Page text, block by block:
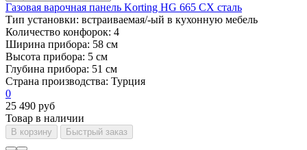
Газовая варочная панель Korting HG 665 CX сталь
Тип установки: встраиваемая/-ый в кухонную мебель
Количество конфорок: 4
Ширина прибора: 58 см
Высота прибора: 5 см
Глубина прибора: 51 см
Страна производства: Турция
0
25 490 руб
Товар в наличии
В корзину Быстрый заказ